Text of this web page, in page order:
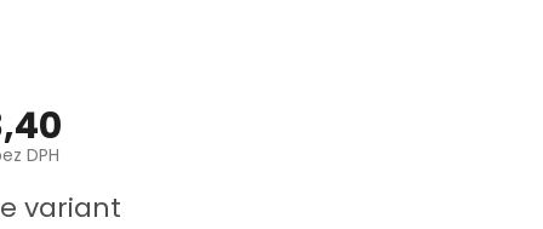
DPH
variant